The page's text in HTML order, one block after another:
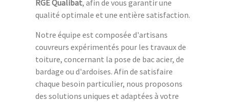
RGE Qualibat, afin de vous garantir une
qualité optimale et une entière satisfaction.
Notre équipe est composée d'artisans
couvreurs expérimentés pour les travaux de
toiture, concernant la pose de bac acier, de
bardage ou d'ardoises. Afin de satisfaire
chaque besoin particulier, nous proposons
des solutions uniques et adaptées à votre